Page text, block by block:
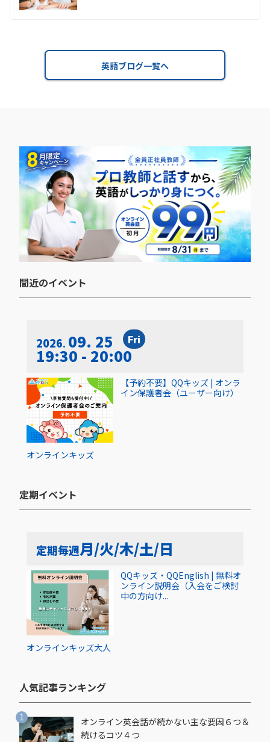
英語ブログ一覧へ
間近のイベント​
2026 09. 25 Fri
19:30 - 20:00
オンラインキッズ
【予約不要】QQキッズ | オンラ
イン保護者会（ユーザー向け）
定期イベント​
定期毎週月/火/木/土/日
オンラインキッズ大人
QQキッズ・QQEnglish | 無料オ
ンライン説明会（入会をご検討
中の方向け...
人気記事ランキング​
オンライン英会話が続かない主な要因６つ＆
続けるコツ４つ